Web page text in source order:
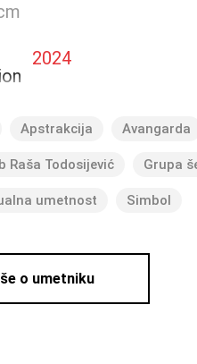
2024
Apstrakcija Avangarda
Raša Todosijević Grupa
umetnost Simbol
o umetniku